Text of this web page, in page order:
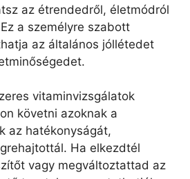
az étrendedről, életmódról
a személyre szabott
az általános jóllétedet
vitaminvizsgálatok
követni azoknak a
az hatékonyságát,
Ha elkezdtél
vagy megváltoztattad az